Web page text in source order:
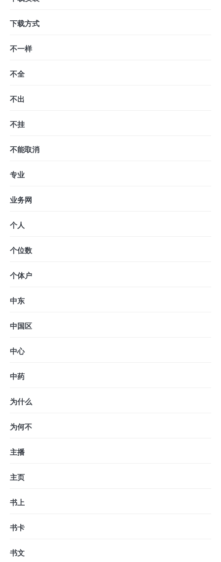
下载方式
不一样
不全
不出
不挂
不能取消
专业
业务网
个人
个位数
个体户
中东
中国区
中心
中药
为什么
为何不
主播
主页
书上
书卡
书文